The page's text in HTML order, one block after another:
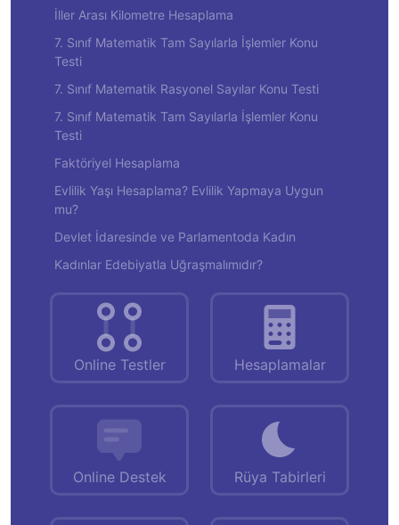
İller Arası Kilometre Hesaplama
7. Sınıf Matematik Tam Sayılarla İşlemler Konu
Testi
7. Sınıf Matematik Rasyonel Sayılar Konu Testi
7. Sınıf Matematik Tam Sayılarla İşlemler Konu
Testi
Faktöriyel Hesaplama
Evlilik Yaşı Hesaplama? Evlilik Yapmaya Uygun
mu?
Devlet İdaresinde ve Parlamentoda Kadın
Kadınlar Edebiyatla Uğraşmalımıdır?
Online Testler Hesaplamalar
Online Destek Rüya Tabirleri